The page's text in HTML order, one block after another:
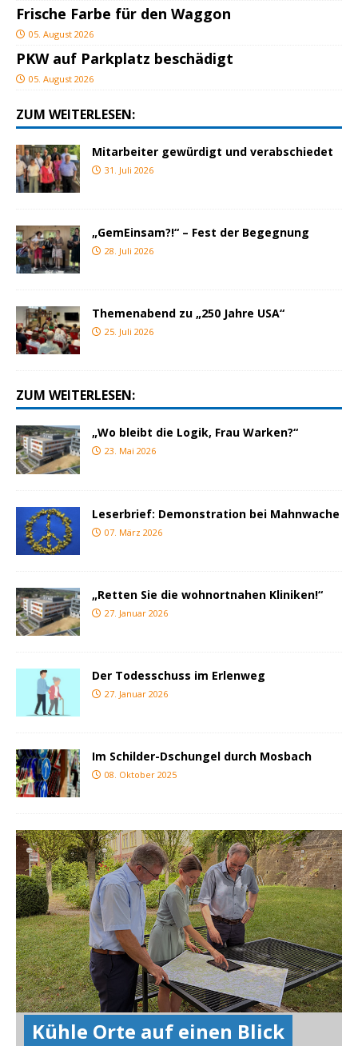
Frische Farbe für den Waggon
05. August 2026
PKW auf Parkplatz beschädigt
05. August 2026
ZUM WEITERLESEN:
Mitarbeiter gewürdigt und verabschiedet
31. Juli 2026
„GemEinsam?!“ – Fest der Begegnung
28. Juli 2026
Themenabend zu „250 Jahre USA“
25. Juli 2026
ZUM WEITERLESEN:
„Wo bleibt die Logik, Frau Warken?“
23. Mai 2026
Leserbrief: Demonstration bei Mahnwache
07. März 2026
„Retten Sie die wohnortnahen Kliniken!“
27. Januar 2026
Der Todesschuss im Erlenweg
27. Januar 2026
Im Schilder-Dschungel durch Mosbach
08. Oktober 2025
Kühle Orte auf einen Blick